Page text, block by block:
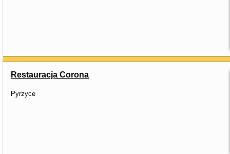
Restauracja Corona
Pyrzyce